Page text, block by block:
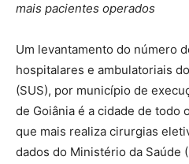
mais pacientes operados
Um levantamento do número
hospitalares e ambulatoriais
(SUS), por município de
de Goiânia é a cidade de todo
que mais realiza cirurgias
dados do Ministério da Saúde